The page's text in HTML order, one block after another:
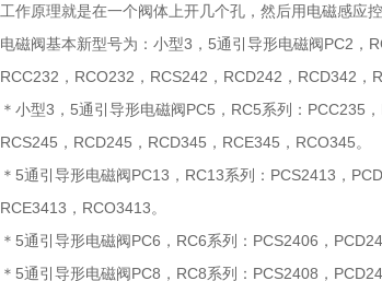
工作原理就是在一个阀体上开几个孔，然后用电磁感应
电磁阀基本新型号为：小型3，5通引导形电磁阀PC2，
RCC232，RCO232，RCS242，RCD242，RCD342
＊小型3，5通引导形电磁阀PC5，RC5系列：PCC235
RCS245，RCD245，RCD345，RCE345，RCO345。
＊5通引导形电磁阀PC13，RC13系列：PCS2413，
RCE3413，RCO3413。
＊5通引导形电磁阀PC6，RC6系列：PCS2406，
＊5通引导形电磁阀PC8，RC8系列：PCS2408，